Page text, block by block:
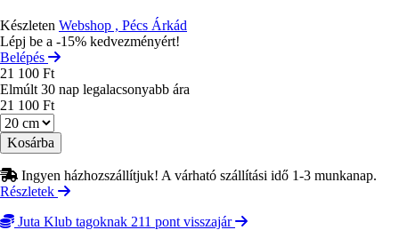
Készleten Webshop , Pécs Árkád
Lépj be a -15% kedvezményért!
Belépés
21 100 Ft
Elmúlt 30 nap legalacsonyabb ára
21 100 Ft
Méret
Ingyen házhozszállítjuk! A várható szállítási idő 1-3 munkanap.
Részletek
Juta Klub tagoknak 211 pont visszajár